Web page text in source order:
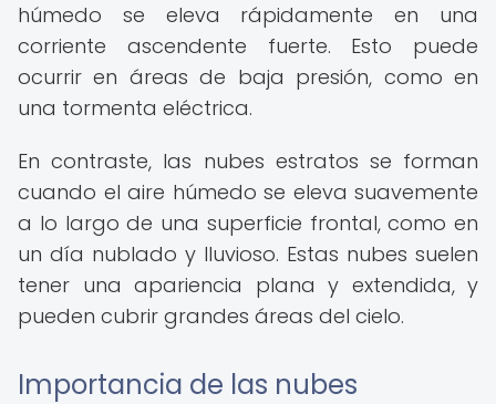
húmedo se eleva rápidamente en una
corriente ascendente fuerte. Esto puede
ocurrir en áreas de baja presión, como en
una tormenta eléctrica.
En contraste, las nubes estratos se forman
cuando el aire húmedo se eleva suavemente
a lo largo de una superficie frontal, como en
un día nublado y lluvioso. Estas nubes suelen
tener una apariencia plana y extendida, y
pueden cubrir grandes áreas del cielo.
Importancia de las nubes